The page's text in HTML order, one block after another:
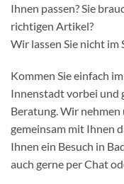
Ihnen passen? Sie
richtigen Artikel?
Wir lassen Sie nicht im
Kommen Sie einfach
Innenstadt vorbei und
Beratung. Wir nehmen
gemeinsam mit Ihnen
Ihnen ein Besuch in
auch gerne per Chat